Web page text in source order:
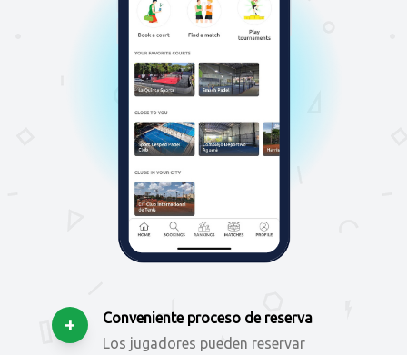
+
Conveniente proceso de reserva
Los jugadores pueden reservar